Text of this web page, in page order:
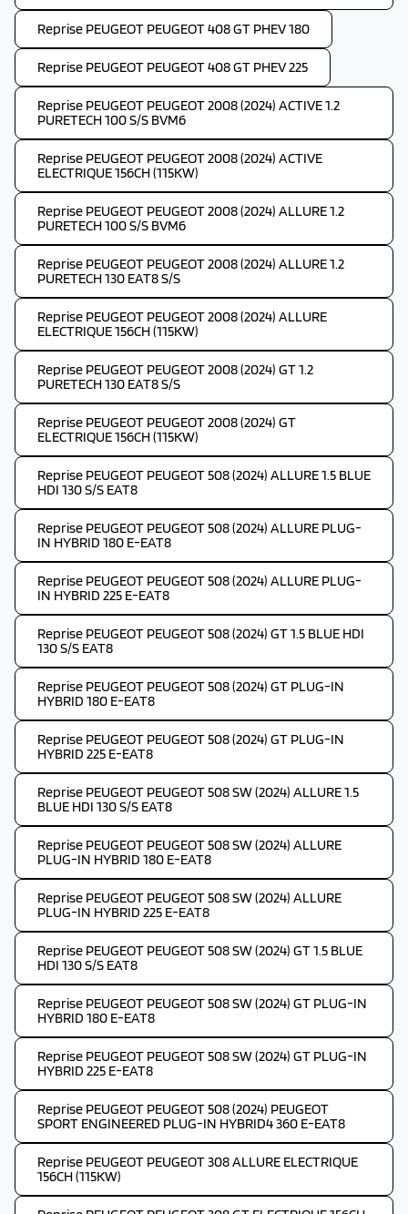
Reprise PEUGEOT PEUGEOT 408 GT PHEV 180
Reprise PEUGEOT PEUGEOT 408 GT PHEV 225
Reprise PEUGEOT PEUGEOT 2008 (2024) ACTIVE 1.2
PURETECH 100 S/S BVM6
Reprise PEUGEOT PEUGEOT 2008 (2024) ACTIVE
ELECTRIQUE 156CH (115KW)
Reprise PEUGEOT PEUGEOT 2008 (2024) ALLURE 1.2
PURETECH 100 S/S BVM6
Reprise PEUGEOT PEUGEOT 2008 (2024) ALLURE 1.2
PURETECH 130 EAT8 S/S
Reprise PEUGEOT PEUGEOT 2008 (2024) ALLURE
ELECTRIQUE 156CH (115KW)
Reprise PEUGEOT PEUGEOT 2008 (2024) GT 1.2
PURETECH 130 EAT8 S/S
Reprise PEUGEOT PEUGEOT 2008 (2024) GT
ELECTRIQUE 156CH (115KW)
Reprise PEUGEOT PEUGEOT 508 (2024) ALLURE 1.5 BLUE
HDI 130 S/S EAT8
Reprise PEUGEOT PEUGEOT 508 (2024) ALLURE PLUG-
IN HYBRID 180 E-EAT8
Reprise PEUGEOT PEUGEOT 508 (2024) ALLURE PLUG-
IN HYBRID 225 E-EAT8
Reprise PEUGEOT PEUGEOT 508 (2024) GT 1.5 BLUE HDI
130 S/S EAT8
Reprise PEUGEOT PEUGEOT 508 (2024) GT PLUG-IN
HYBRID 180 E-EAT8
Reprise PEUGEOT PEUGEOT 508 (2024) GT PLUG-IN
HYBRID 225 E-EAT8
Reprise PEUGEOT PEUGEOT 508 SW (2024) ALLURE 1.5
BLUE HDI 130 S/S EAT8
Reprise PEUGEOT PEUGEOT 508 SW (2024) ALLURE
PLUG-IN HYBRID 180 E-EAT8
Reprise PEUGEOT PEUGEOT 508 SW (2024) ALLURE
PLUG-IN HYBRID 225 E-EAT8
Reprise PEUGEOT PEUGEOT 508 SW (2024) GT 1.5 BLUE
HDI 130 S/S EAT8
Reprise PEUGEOT PEUGEOT 508 SW (2024) GT PLUG-IN
HYBRID 180 E-EAT8
Reprise PEUGEOT PEUGEOT 508 SW (2024) GT PLUG-IN
HYBRID 225 E-EAT8
Reprise PEUGEOT PEUGEOT 508 (2024) PEUGEOT
SPORT ENGINEERED PLUG-IN HYBRID4 360 E-EAT8
Reprise PEUGEOT PEUGEOT 308 ALLURE ELECTRIQUE
156CH (115KW)